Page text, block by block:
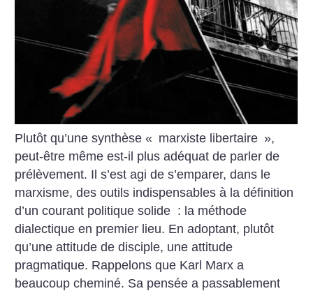
Plutôt qu’une synthèse « marxiste libertaire »,
peut-être même est-il plus adéquat de parler de
prélèvement. Il s’est agi de s’emparer, dans le
marxisme, des outils indispensables à la définition
d’un courant politique solide : la méthode
dialectique en premier lieu. En adoptant, plutôt
qu’une attitude de disciple, une attitude
pragmatique. Rappelons que Karl Marx a
beaucoup cheminé. Sa pensée a passablement